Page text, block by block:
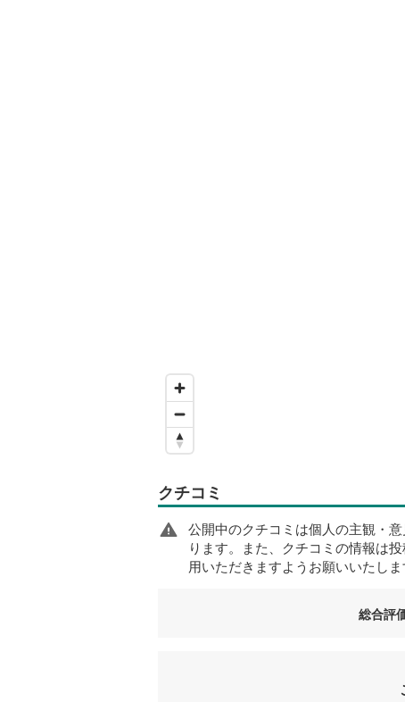
クチコミ
公開中のクチコミは個人の主観・
ります。また、クチコミの情報は
用いただきますようお願いいたしま
総合評